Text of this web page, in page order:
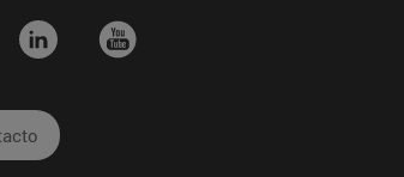
.... ....